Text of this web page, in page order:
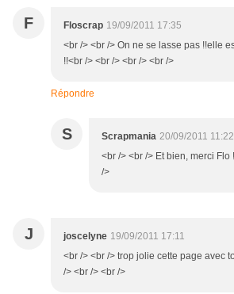
F Floscrap 19/09/2011 17:35
<br /> <br /> On ne se lasse pas !!elle
!!<br /> <br /> <br /> <br />
Répondre
S Scrapmania 20/09/2011 11:22
<br /> <br /> Et bien, merci Flo
/>
J joscelyne 19/09/2011 17:11
<br /> <br /> trop jolie cette page avec
/> <br /> <br />